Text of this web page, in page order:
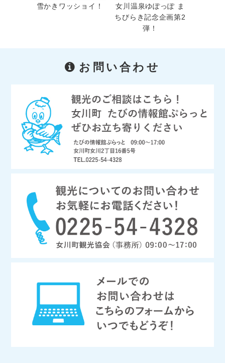
雪かきワッショイ！
女川温泉ゆぽっぽ ま
ちびらき記念企画第2
弾！
お問い合わせ